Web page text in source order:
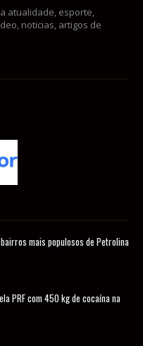
atualidade, esporte,
noticias, artigos de
mais populosos de Petrolina
PRF com 450 kg de cocaína na